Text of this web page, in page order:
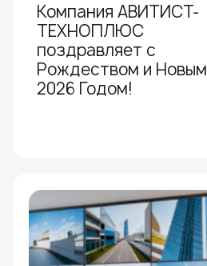
Компания АВИТИСТ-
ТЕХНОПЛЮС
поздравляет с
Рождеством и Новым
2026 Годом!